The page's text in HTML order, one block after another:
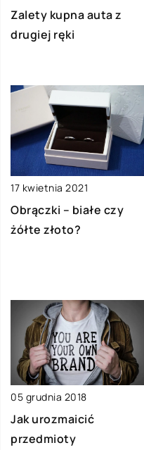
Zalety kupna auta z
drugiej ręki
17 kwietnia 2021
Obrączki – białe czy
żółte złoto?
05 grudnia 2018
Jak urozmaicić
przedmioty